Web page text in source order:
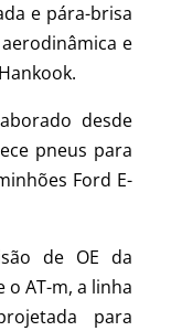
e pára-brisa
e
desde
pneus para
Ford E-
de OE da
o AT-m, a linha
para